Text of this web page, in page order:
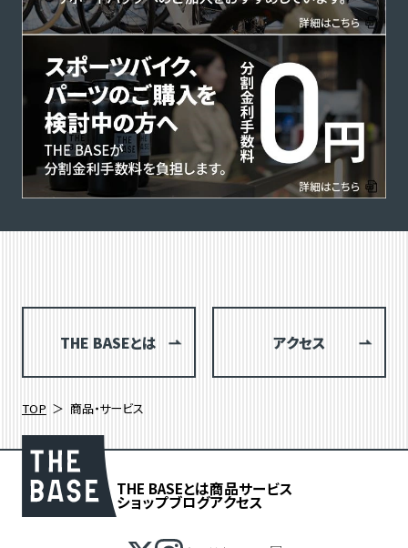
THE BASEとは アクセス
TOP 商品・サービス
THE BASEとは商品サービス
ショップブログアクセス